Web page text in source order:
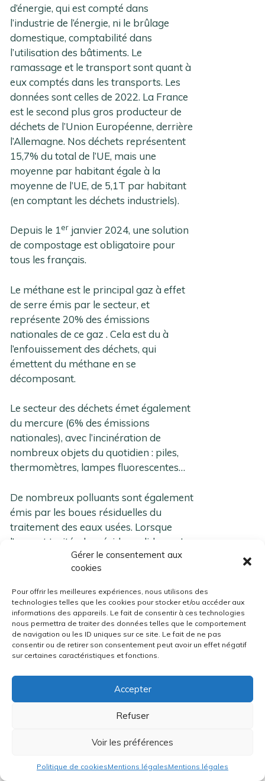
Gérer le consentement aux
cookies
Pour offrir les meilleures expériences, nous utilisons des
technologies telles que les cookies pour stocker et/ou accéder aux
informations des appareils. Le fait de consentir à ces technologies
nous permettra de traiter des données telles que le comportement
de navigation ou les ID uniques sur ce site. Le fait de ne pas
consentir ou de retirer son consentement peut avoir un effet négatif
sur certaines caractéristiques et fonctions.
Accepter
Refuser
Voir les préférences
Politique de cookiesMentions légalesMentions légales
d’énergie, qui est compté dans
l’industrie de l’énergie, ni le brûlage
domestique, comptabilité dans
l’utilisation des bâtiments. Le
ramassage et le transport sont quant à
eux comptés dans les transports. Les
données sont celles de 2022. La France
est le second plus gros producteur de
déchets de l’Union Européenne, derrière
l’Allemagne. Nos déchets représentent
15,7% du total de l’UE, mais une
moyenne par habitant égale à la
moyenne de l’UE, de 5,1T par habitant
(en comptant les déchets industriels).
Depuis le 1er janvier 2024, une solution
de compostage est obligatoire pour
tous les français.
Le méthane est le principal gaz à effet
de serre émis par le secteur, et
représente 20% des émissions
nationales de ce gaz . Cela est du à
l’enfouissement des déchets, qui
émettent du méthane en se
décomposant.
Le secteur des déchets émet également
du mercure (6% des émissions
nationales), avec l’incinération de
nombreux objets du quotidien : piles,
thermomètres, lampes fluorescentes…
De nombreux polluants sont également
émis par les boues résiduelles du
traitement des eaux usées. Lorsque
l’eau est traitée, les résidus solides, qu’on
appelle boues, sont souvent incinérées
et les polluants sont émis par les
fumées de combustion.
Seul le CO2 émis par la combustion
d’incinération de matières plastiques est
synthétique, d’origine fossile, est
comptabilisé. Le CO2 émis par
l’incinération de matières naturelle
(papiers, bois, déchets alimentaires) est
considéré comme neutre, le carbone
ayant été absorbé par la
Les déchets émettent donc assez peu de